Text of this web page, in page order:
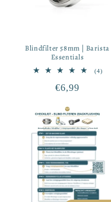
Blindfilter 58mm | Barista
Essentials
(4)4
Normale
€6,99